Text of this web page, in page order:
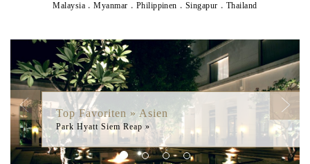
Malaysia
Myanmar Philippinen Singapur Thailand
Top Favoriten » Asien
Park Hyatt Siem Reap »
Previous